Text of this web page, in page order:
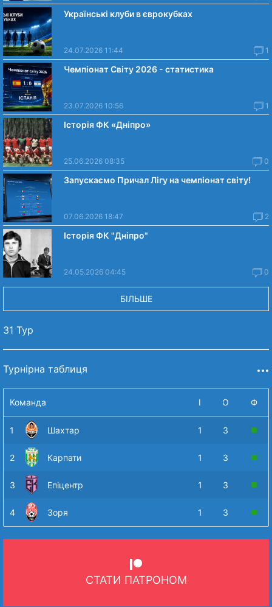
Українські клуби в єврокубках
24.07.2026 11:44 1
Чемпіонат Світу 2026 - статистика
23.07.2026 10:56 1
Історія ФК «Дніпро»
25.06.2026 08:35 0
Запускаємо Причал Лігу на чемпіонат світу!
07.06.2026 18:47 2
Історія ФК "Дніпро"
24.05.2026 04:45 0
БІЛЬШЕ
31 Тур
Турнірна таблиця
Команда І О Ф
1 Шахтар 1 3
2 Карпати 1 3
3 Епіцентр 1 3
4 Зоря 1 3
СТАТИ ПАТРОНОМ